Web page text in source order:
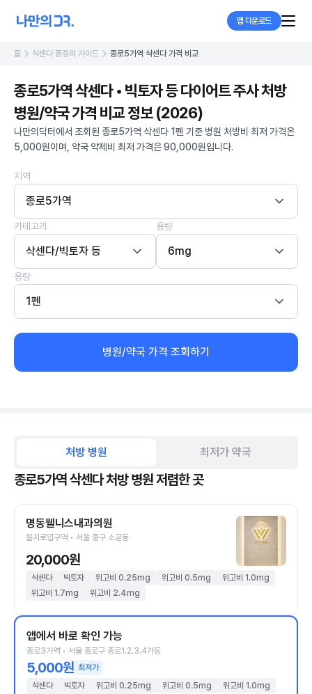
앱 다운로드
홈 삭센다 총정리 가이드 종로5가역 삭센다 가격 비교
종로5가역 삭센다 • 빅토자 등 다이어트 주사 처방
병원/약국 가격 비교 정보 (2026)
나만의닥터에서 조회된 종로5가역 삭센다 1펜 기준 병원 처방비 최저 가격은
5,000원이며, 약국 약제비 최저 가격은 90,000원입니다.
지역
종로5가역
카테고리
삭센다/빅토자 등
용량
6mg
용량
1펜
병원/약국 가격 조회하기
처방 병원 최저가 약국
종로5가역 삭센다 처방 병원 저렴한 곳
명동웰니스내과의원
을지로입구역 • 서울 중구 소공동
20,000원
삭센다 빅토자 위고비 0.25mg 위고비 0.5mg
위고비 1.0mg
위고비 1.7mg
위고비 2.4mg
앱에서 바로 확인 가능
종로3가역 • 서울 종로구 종로1.2.3.4가동
5,000원 최저가
삭센다
빅토자 위고비 0.25mg 위고비 0.5mg
위고비 1.0mg